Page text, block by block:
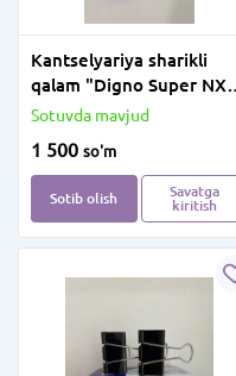
Kantselyariya sharikli
qalam "Digno Super NX"
(Moviy)
Sotuvda mavjud
1 500 so'm
Sotib olish
Savatga
kiritish